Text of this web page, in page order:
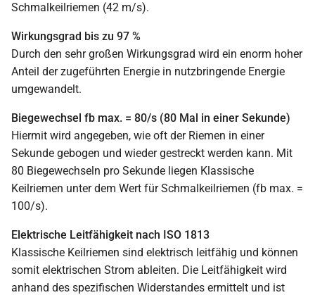
Schmalkeilriemen (42 m/s).
Wirkungsgrad bis zu 97 %
Durch den sehr großen Wirkungsgrad wird ein enorm hoher
Anteil der zugeführten Energie in nutzbringende Energie
umgewandelt.
Biegewechsel fb max. = 80/s (80 Mal in einer Sekunde)
Hiermit wird angegeben, wie oft der Riemen in einer
Sekunde gebogen und wieder gestreckt werden kann. Mit
80 Biegewechseln pro Sekunde liegen Klassische
Keilriemen unter dem Wert für Schmalkeilriemen (fb max. =
100/s).
Elektrische Leitfähigkeit nach ISO 1813
Klassische Keilriemen sind elektrisch leitfähig und können
somit elektrischen Strom ableiten. Die Leitfähigkeit wird
anhand des spezifischen Widerstandes ermittelt und ist